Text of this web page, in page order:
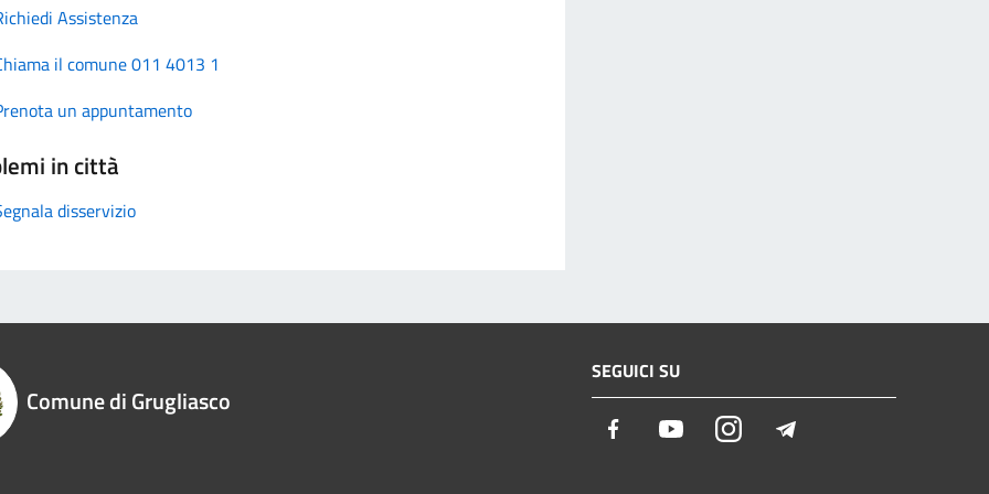
Assistenza
il comune 011 4013 1
un appuntamento
in città
disservizio
Comune di Grugliasco
SEGUICI SU
Facebook YoutubeInstagram